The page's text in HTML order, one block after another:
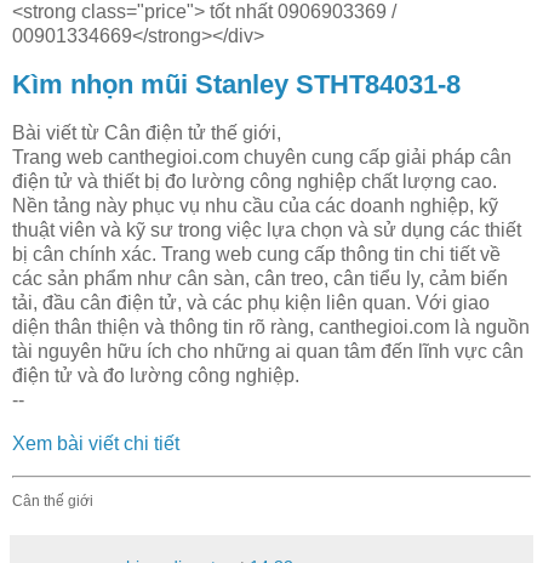
<strong class="price"> tốt nhất 0906903369 /
00901334669</strong></div>
Kìm nhọn mũi Stanley STHT84031-8
Bài viết từ Cân điện tử thế giới,
Trang web canthegioi.com chuyên cung cấp giải pháp cân
điện tử và thiết bị đo lường công nghiệp chất lượng cao.
Nền tảng này phục vụ nhu cầu của các doanh nghiệp, kỹ
thuật viên và kỹ sư trong việc lựa chọn và sử dụng các thiết
bị cân chính xác. Trang web cung cấp thông tin chi tiết về
các sản phẩm như cân sàn, cân treo, cân tiểu ly, cảm biến
tải, đầu cân điện tử, và các phụ kiện liên quan. Với giao
diện thân thiện và thông tin rõ ràng, canthegioi.com là nguồn
tài nguyên hữu ích cho những ai quan tâm đến lĩnh vực cân
điện tử và đo lường công nghiệp.
--
Xem bài viết chi tiết
Cân thế giới